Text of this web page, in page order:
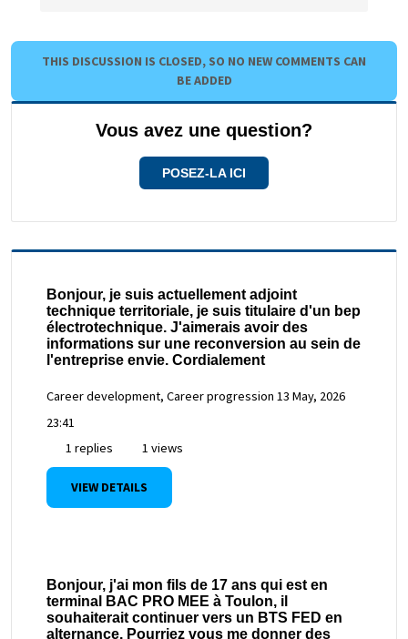
THIS DISCUSSION IS CLOSED, SO NO NEW COMMENTS CAN
BE ADDED
Vous avez une question?
POSEZ-LA ICI
Bonjour, je suis actuellement adjoint
technique territoriale, je suis titulaire d'un bep
électrotechnique. J'aimerais avoir des
informations sur une reconversion au sein de
l'entreprise envie. Cordialement
Career development, Career progression 13 May, 2026
23:41
1 replies
1 views
VIEW DETAILS
Bonjour, j'ai mon fils de 17 ans qui est en
terminal BAC PRO MEE à Toulon, il
souhaiterait continuer vers un BTS FED en
alternance. Pourriez vous me donner des